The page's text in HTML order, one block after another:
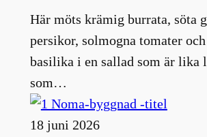
Här möts krämig burrata, söta
persikor, solmogna tomater
basilika i en sallad som är lika
som…
18 juni 2026